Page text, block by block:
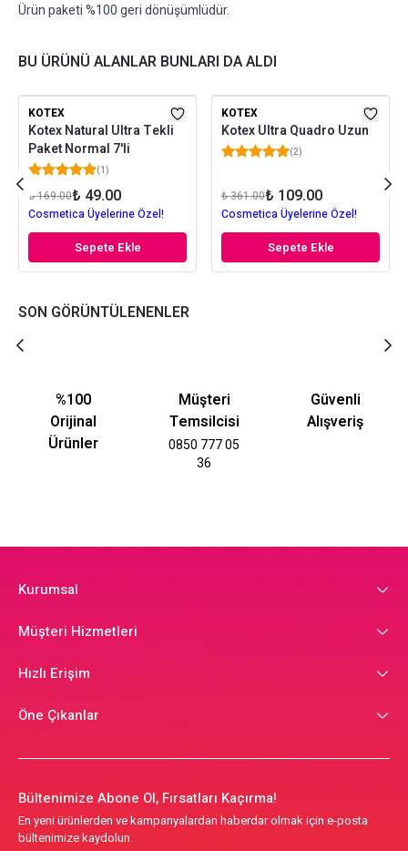
Ürün paketi %100 geri dönüşümlüdür.
BU ÜRÜNÜ ALANLAR BUNLARI DA ALDI
KOTEX
Kotex Natural Ultra Tekli
Paket Normal 7'li
(1)
₺ 169.00₺ 49.00
Cosmetica Üyelerine Özel!
Sepete Ekle
KOTEX
Kotex Ultra Quadro Uzun
(2)
₺ 361.00₺ 109.00
Cosmetica Üyelerine Özel!
Sepete Ekle
SON GÖRÜNTÜLENENLER
%100
Orijinal
Ürünler
Müşteri
Temsilcisi
0850 777 05
36
Güvenli
Alışveriş
Kurumsal
Müşteri Hizmetleri
Hızlı Erişim
Öne Çıkanlar
Bültenimize Abone Ol, Fırsatları Kaçırma!
En yeni ürünlerden ve kampanyalardan haberdar olmak için e-posta
bültenimize kaydolun.